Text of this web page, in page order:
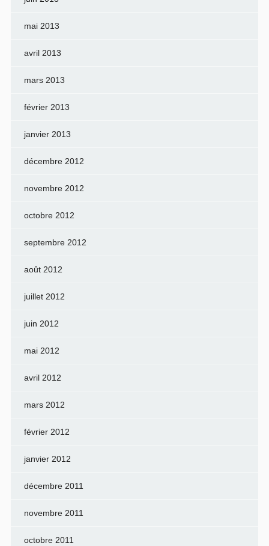
mai 2013
avril 2013
mars 2013
février 2013
janvier 2013
décembre 2012
novembre 2012
octobre 2012
septembre 2012
août 2012
juillet 2012
juin 2012
mai 2012
avril 2012
mars 2012
février 2012
janvier 2012
décembre 2011
novembre 2011
octobre 2011